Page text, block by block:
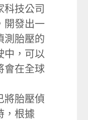
技公司
開發出一
測胎壓的
中，可以
會在全球
將胎壓偵
，根據